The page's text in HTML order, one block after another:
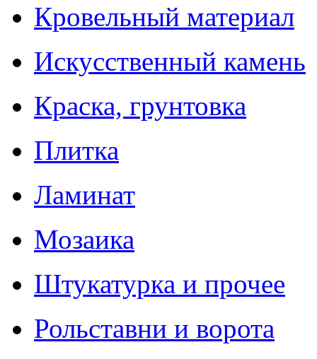
Кровельный материал
Искусственный камень
Краска, грунтовка
Плитка
Ламинат
Мозаика
Штукатурка и прочее
Рольставни и ворота